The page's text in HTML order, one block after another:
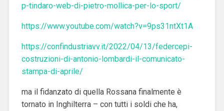
p-tindaro-web-di-pietro-mollica-per-lo-sport/
https://www.youtube.com/watch?v=9ps31ntXt1A
https://confindustriavv.it/2022/04/13/federcepi-
costruzioni-di-antonio-lombardi-il-comunicato-
stampa-di-aprile/
ma il fidanzato di quella Rossana finalmente è
tornato in Inghilterra – con tutti i soldi che ha,